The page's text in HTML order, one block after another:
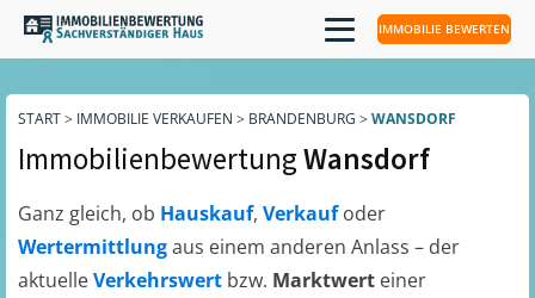
IMMOBILIE BEWERTEN
START> IMMOBILIE VERKAUFEN > BRANDENBURG > WANSDORF
ImmobilienbewertungWansdorf
Ganz gleich, ob Hauskauf, Verkaufoder
Wertermittlungaus einem anderen Anlass – der
aktuelleVerkehrswert bzw. Marktwert einer